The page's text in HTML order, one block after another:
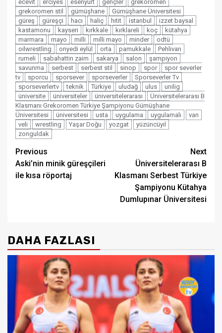
ecevit erciyes esenyurt gençler
grekoromen
grekoromen stil
gümüşhane
Gümüşhane Üniversitesi
güreş
güreşçi hacı haliç hitit istanbul
izzet baysal
kastamonu
kayseri kırkkale kırklareli koç
kütahya
marmara
mayo milli milli mayo minder
odtü
oilwrestling
onyedi eylül orta pamukkale
Pehlivan
rumeli
sabahattin zaim sakarya salon
şampiyon
savunma
serbest serbest stil sinop spor
spor severler
tv
sporcu sporsever sporseverler
Sporseverler Tv
sporseverlertv
teknik Türkiye uludağ ulus
unilig
üniversite
üniversiteler üniversitelerarası
Üniversitelerarası B
Klasmanı Grekoromen Türkiye Şampiyonu Gümüşhane
Üniversitesi
üniversitesi usta uygulama uygulamalı
van
veli
wrestling Yaşar Doğu yozgat
yüzüncüyıl
zonguldak
Post
navigation
Previous
Aski’nin minik güreşçileri
ile kısa röportaj
Next
Üniversitelerarası B
Klasmanı Serbest Türkiye
Şampiyonu Kütahya
Dumlupınar Üniversitesi
DAHA FAZLASI